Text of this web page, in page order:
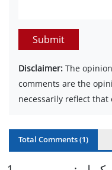
Submit
Disclaimer: The
comments are the
necessarily reflect that
Total Comments (1)